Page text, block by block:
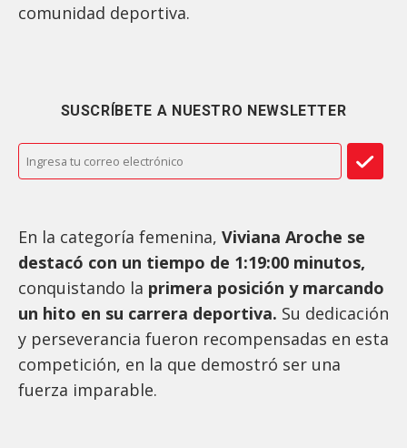
comunidad deportiva.
SUSCRÍBETE A NUESTRO NEWSLETTER
En la categoría femenina, Viviana Aroche se
destacó con un tiempo de 1:19:00 minutos,
conquistando la primera posición y marcando
un hito en su carrera deportiva. Su dedicación
y perseverancia fueron recompensadas en esta
competición, en la que demostró ser una
fuerza imparable.